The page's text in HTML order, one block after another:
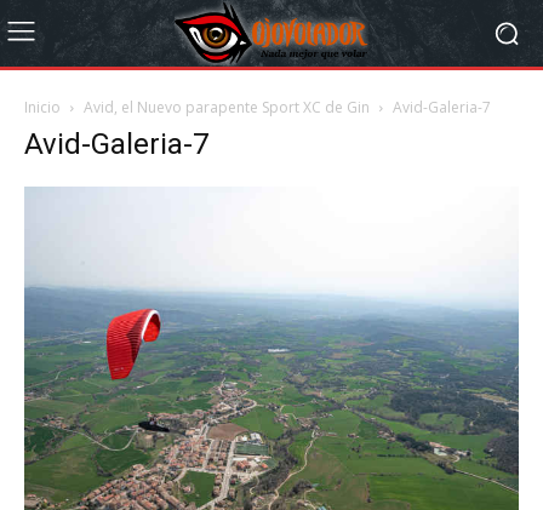
Inicio Avid, el Nuevo parapente Sport XC de Gin Avid-Galeria-7
Avid-Galeria-7